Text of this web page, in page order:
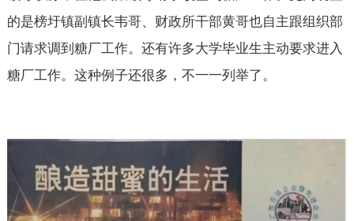
的是榜圩镇副镇长韦哥、财政所干部黄哥也自主跟组织部
门请求调到糖厂工作。还有许多大学毕业生主动要求进入
糖厂工作。这种例子还很多，不一一列举了。